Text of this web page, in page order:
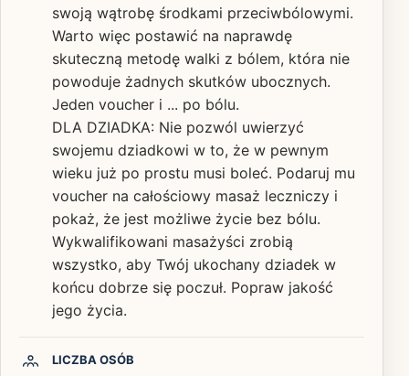
swoją wątrobę środkami przeciwbólowymi.
Warto więc postawić na naprawdę
skuteczną metodę walki z bólem, która nie
powoduje żadnych skutków ubocznych.
Jeden voucher i ... po bólu.
DLA DZIADKA: Nie pozwól uwierzyć
swojemu dziadkowi w to, że w pewnym
wieku już po prostu musi boleć. Podaruj mu
voucher na całościowy masaż leczniczy i
pokaż, że jest możliwe życie bez bólu.
Wykwalifikowani masażyści zrobią
wszystko, aby Twój ukochany dziadek w
końcu dobrze się poczuł. Popraw jakość
jego życia.
LICZBA OSÓB